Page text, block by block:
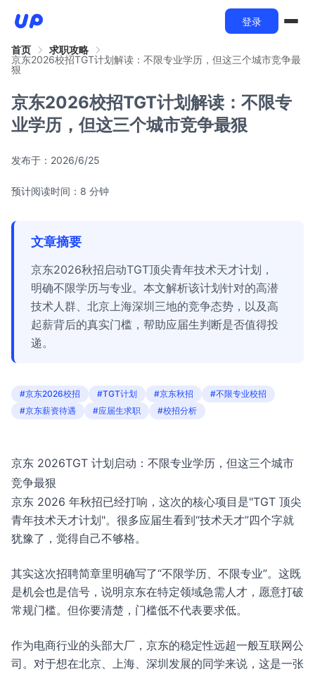
登录
首页
求职攻略
京东2026校招TGT计划解读：不限专业学历，但这三个城市竞争最
狠
京东2026校招TGT计划解读：不限专
业学历，但这三个城市竞争最狠
发布于： 2026/6/25
预计阅读时间：8 分钟
文章摘要
京东2026秋招启动TGT顶尖青年技术天才计划，
明确不限学历与专业。本文解析该计划针对的高潜
技术人群、北京上海深圳三地的竞争态势，以及高
起薪背后的真实门槛，帮助应届生判断是否值得投
递。
#京东2026校招 #TGT计划 #京东秋招
#不限专业校招
#京东薪资待遇
#应届生求职 #校招分析
京东 2026TGT 计划启动：不限专业学历，但这三个城市
竞争最狠
京东 2026 年秋招已经打响，这次的核心项目是"TGT 顶尖
青年技术天才计划"。很多应届生看到“技术天才”四个字就
犹豫了，觉得自己不够格。
其实这次招聘简章里明确写了“不限学历、不限专业”。这既
是机会也是信号，说明京东在特定领域急需人才，愿意打破
常规门槛。但你要清楚，门槛低不代表要求低。
作为电商行业的头部大厂，京东的稳定性远超一般互联网公
司。对于想在北京、上海、深圳发展的同学来说，这是一张